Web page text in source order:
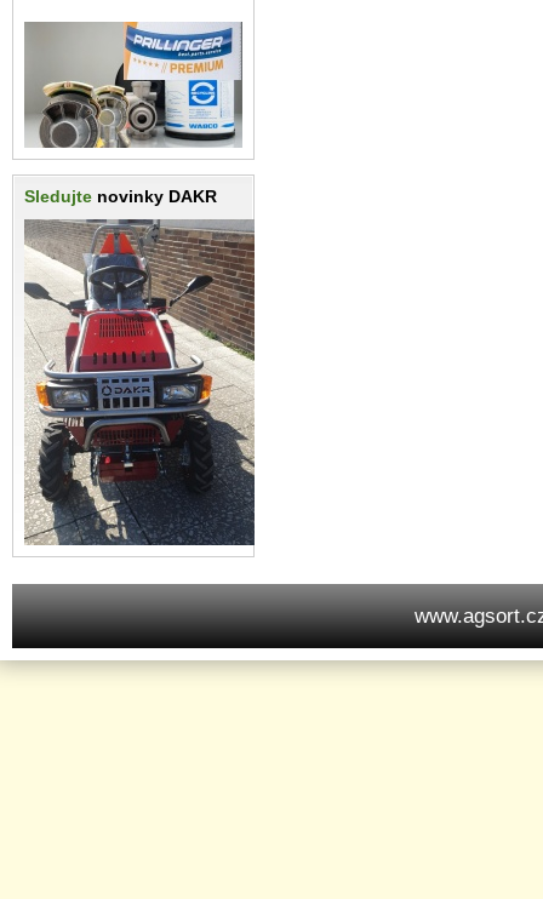
Sledujte novinky DAKR